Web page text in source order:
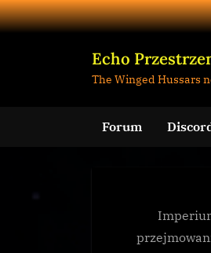
Skip
to
Echo
The Winged Hussars
Forum